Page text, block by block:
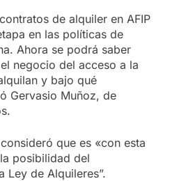
de alquiler en AFIP
en las políticas de
Ahora se podrá saber
negocio del acceso a la
y bajo qué
Gervasio Muñoz, de
que es «con esta
posibilidad del
Ley de Alquileres”.